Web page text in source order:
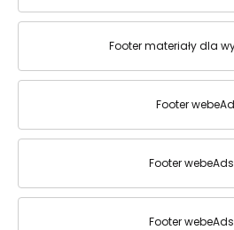
Footer materiały dla
Footer
Footer webeAds
Footer webeAds